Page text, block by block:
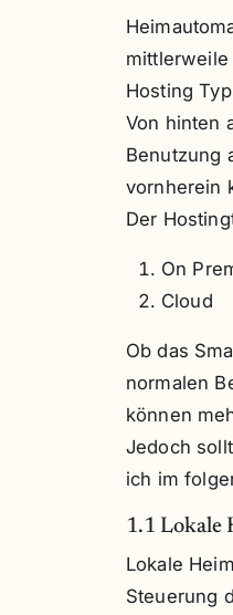
Hosting
Von hinten
Benutzung
vornherein
Der
On
Cloud
Ob das
normalen
können
Jedoch
ich im
1.1 Lokale
Lokale
Steuerung